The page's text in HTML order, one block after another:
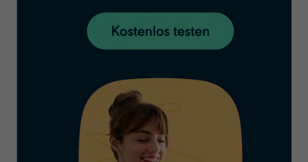
Skalierbarkeit
Leichterer Zugang zu Informationen
Geringeres Risiko
Beispiel für SaaS: Software für e-Signaturen
Was ist eine e-Signatur-Software?